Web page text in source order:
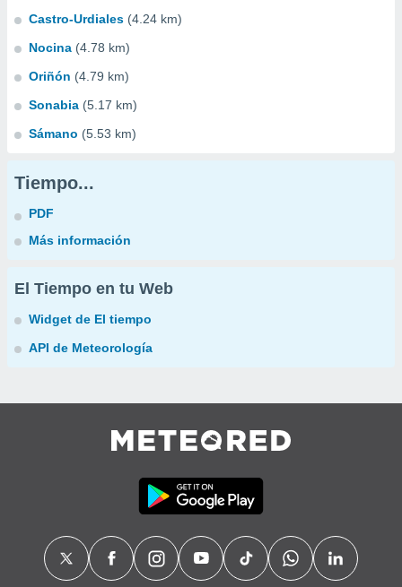
Castro-Urdiales (4.24 km)
Nocina (4.78 km)
Oriñón (4.79 km)
Sonabia (5.17 km)
Sámano (5.53 km)
Tiempo...
PDF
Más información
El Tiempo en tu Web
Widget de El tiempo
API de Meteorología